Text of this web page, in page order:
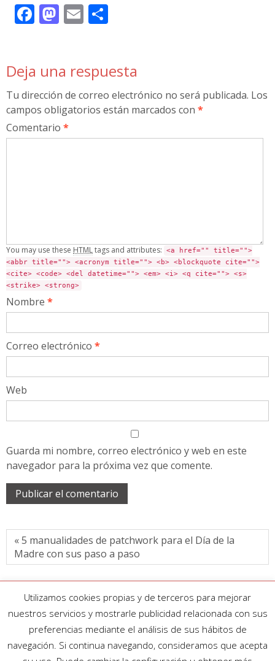
Facebook
Mastodon
Email
Deja una respuesta
Tu dirección de correo electrónico no será publicada. Los
campos obligatorios están marcados con *
Comentario *
You may use these HTMLtags and attributes:
<a href="" title="">
<abbr title=""> <acronym title=""> <b> <blockquote cite="">
<cite> <code> <del datetime=""> <em> <i> <q cite=""> <s>
<strike> <strong>
Nombre *
Correo electrónico *
Web
Guarda mi nombre, correo electrónico y web en este
navegador para la próxima vez que comente.
« 5 manualidades de patchwork para el Día de la
Madre con sus paso a paso
Utilizamos cookies propias y de terceros para mejorar
nuestros servicios y mostrarle publicidad relacionada con sus
preferencias mediante el análisis de sus hábitos de
navegación. Si continua navegando, consideramos que acepta